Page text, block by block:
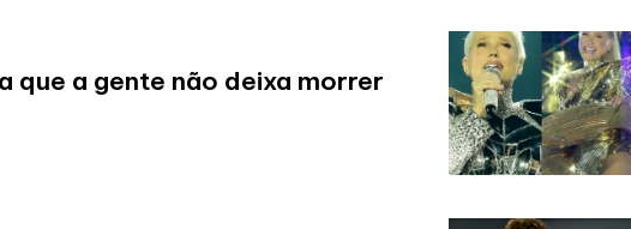
que a gente não deixa morrer